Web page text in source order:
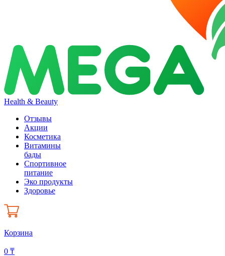
Health & Beauty
Отзывы
Акции
Косметика
Витамины
бады
Спортивное
питание
Эко продукты
Здоровье
Корзина
0 ₸